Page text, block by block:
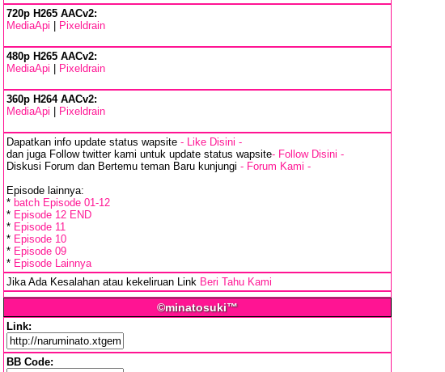
720p H265 AACv2:
MediaApi
Pixeldrain
480p H265 AACv2:
MediaApi
Pixeldrain
360p H264 AACv2:
MediaApi
Pixeldrain
Dapatkan info update status wapsite - Like Disini -
dan juga Follow twitter kami untuk update status wapsite- Follow Disini -
Diskusi Forum dan Bertemu teman Baru kunjungi - Forum Kami -
Episode lainnya:
* batch Episode 01-12
* Episode 12 END
* Episode 11
* Episode 10
* Episode 09
* Episode Lainnya
Jika Ada Kesalahan atau kekeliruan Link Beri Tahu Kami
©minatosuki™
Link:
BB Code: